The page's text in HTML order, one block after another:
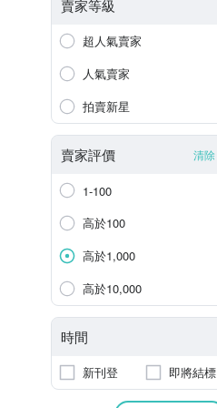
賣家等級
超人氣賣家
人氣賣家
拍賣新星
賣家評價 清除
1-100
高於100
高於1,000
高於10,000
時間
新刊登 即將結標